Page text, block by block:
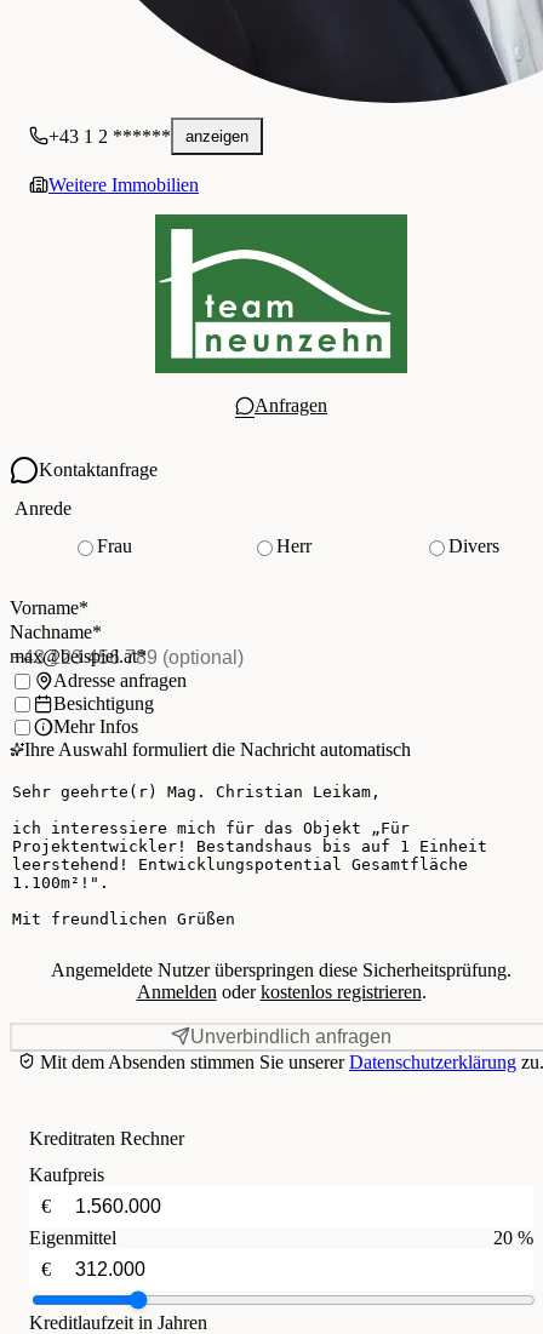
+43 1 2 ****** anzeigen
Weitere Immobilien
Anfragen
Kontaktanfrage
Ihre Kontaktdaten
Anrede
Frau
Herr
Divers
Vorname*
Nachname
Nachname*
E-Mail*(Pflichtfeld)
max@beispiel.at*
Telefon(optional)
Ich möchte:Adresse anfragen
Besichtigung
Mehr Infos
Ihre Auswahl formuliert die Nachricht automatisch
Ihre Nachricht
Angemeldete Nutzer überspringen diese Sicherheitsprüfung.
Anmelden oderkostenlos registrieren.
Unverbindlich anfragen
Mit dem Absenden stimmen Sie unsererDatenschutzerklärung zu.
Kreditraten Rechner
Kaufpreis
€
Eigenmittel
20 %
€
Kreditlaufzeit in Jahren